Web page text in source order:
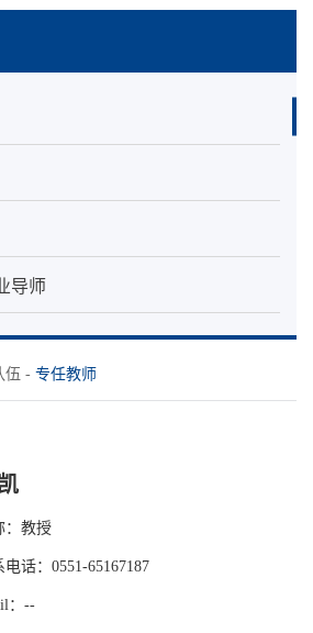
导师
伍 - 专任教师
：教授
电话：0551-65167187
：--